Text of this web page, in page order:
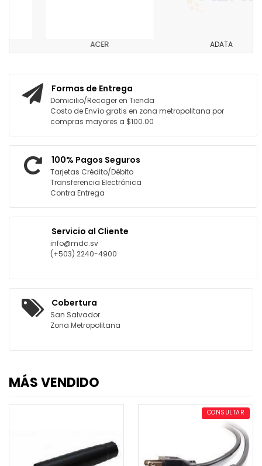
Formas de Entrega
Domicilio/Recoger en Tienda
Costo de Envío gratis en zona metropolitana por
compras mayores a $100.00
100% Pagos Seguros
Tarjetas Crédito/Débito
Transferencia Electrónica
Contra Entrega
Servicio al Cliente
info@mdc.sv
(+503) 2240-4900
Cobertura
San Salvador
Zona Metropolitana
MÁS VENDIDO
CONSULTAR